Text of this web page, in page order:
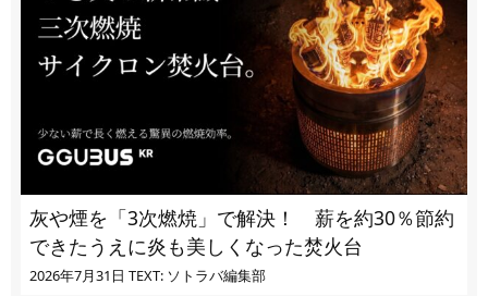
灰や煙を「3次燃焼」で解決！ 薪を約30％節約
できたうえに炎も美しくなった焚火台
2026年7月31日 TEXT: ソトラバ編集部